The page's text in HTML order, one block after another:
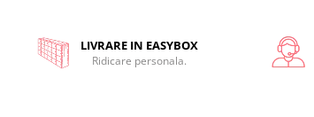
LIVRARE IN EASYBOX
Ridicare personala.